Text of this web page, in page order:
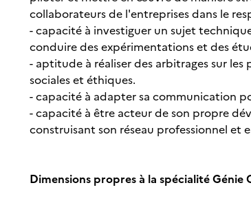
collaborateurs de l'entreprises dans le
- capacité à investiguer un sujet
conduire des expérimentations et des
- aptitude à réaliser des arbitrages sur
sociales et éthiques.
- capacité à adapter sa communication
- capacité à être acteur de son propre
construisant son réseau professionnel et
Dimensions propres à la spécialité Génie